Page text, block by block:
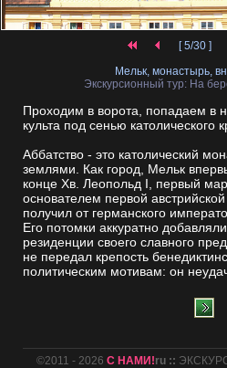
[ 5/30 ]
Мельк, монастырь,
Экскурсионный тур: На
Проходим в ворота, попадаем в
культа под сенью католического
Аббатство - это католический
землями. Как город, Мельк
конце Xв. Леопольд I, первый
основателем первой
получил от германского
Его потомки аккуратно
резиденции своего славного
не передал крепость
политическим мотивам: он
©2011 - 2026 С НАМИ!ru ::